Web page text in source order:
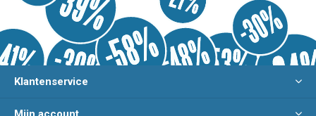
Klantenservice